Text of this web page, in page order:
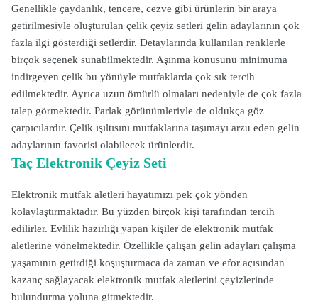
Genellikle çaydanlık, tencere, cezve gibi ürünlerin bir araya
getirilmesiyle oluşturulan çelik çeyiz setleri gelin adaylarının çok
fazla ilgi gösterdiği setlerdir. Detaylarında kullanılan renklerle
birçok seçenek sunabilmektedir. Aşınma konusunu minimuma
indirgeyen çelik bu yönüyle mutfaklarda çok sık tercih
edilmektedir. Ayrıca uzun ömürlü olmaları nedeniyle de çok fazla
talep görmektedir. Parlak görünümleriyle de oldukça göz
çarpıcılardır. Çelik ışıltısını mutfaklarına taşımayı arzu eden gelin
adaylarının favorisi olabilecek ürünlerdir.
Taç Elektronik Çeyiz Seti
Elektronik mutfak aletleri hayatımızı pek çok yönden
kolaylaştırmaktadır. Bu yüzden birçok kişi tarafından tercih
edilirler. Evlilik hazırlığı yapan kişiler de elektronik mutfak
aletlerine yönelmektedir. Özellikle çalışan gelin adayları çalışma
yaşamının getirdiği koşuşturmaca da zaman ve efor açısından
kazanç sağlayacak elektronik mutfak aletlerini çeyizlerinde
bulundurma yoluna gitmektedir.